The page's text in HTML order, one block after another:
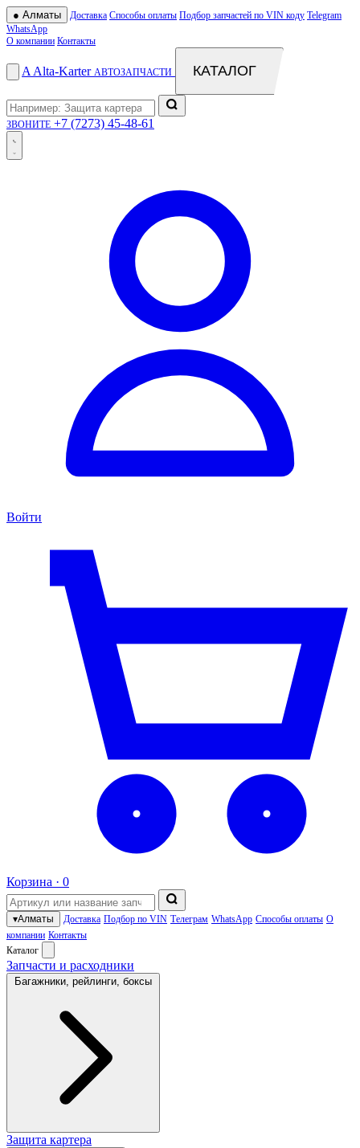
● Алматы Доставка Способы оплаты Подбор запчастей по VIN коду Telegram
WhatsApp
О компании Контакты
A Alta-Karter АВТОЗАПЧАСТИ КАТАЛОГ
ЗВОНИТЕ +7 (7273) 45-48-61
Войти
Корзина · 0
▾Алматы Доставка Подбор по VIN Телеграм WhatsApp Способы оплаты О
компании Контакты
Каталог
Запчасти и расходники
Багажники, рейлинги, боксы
Защита картера